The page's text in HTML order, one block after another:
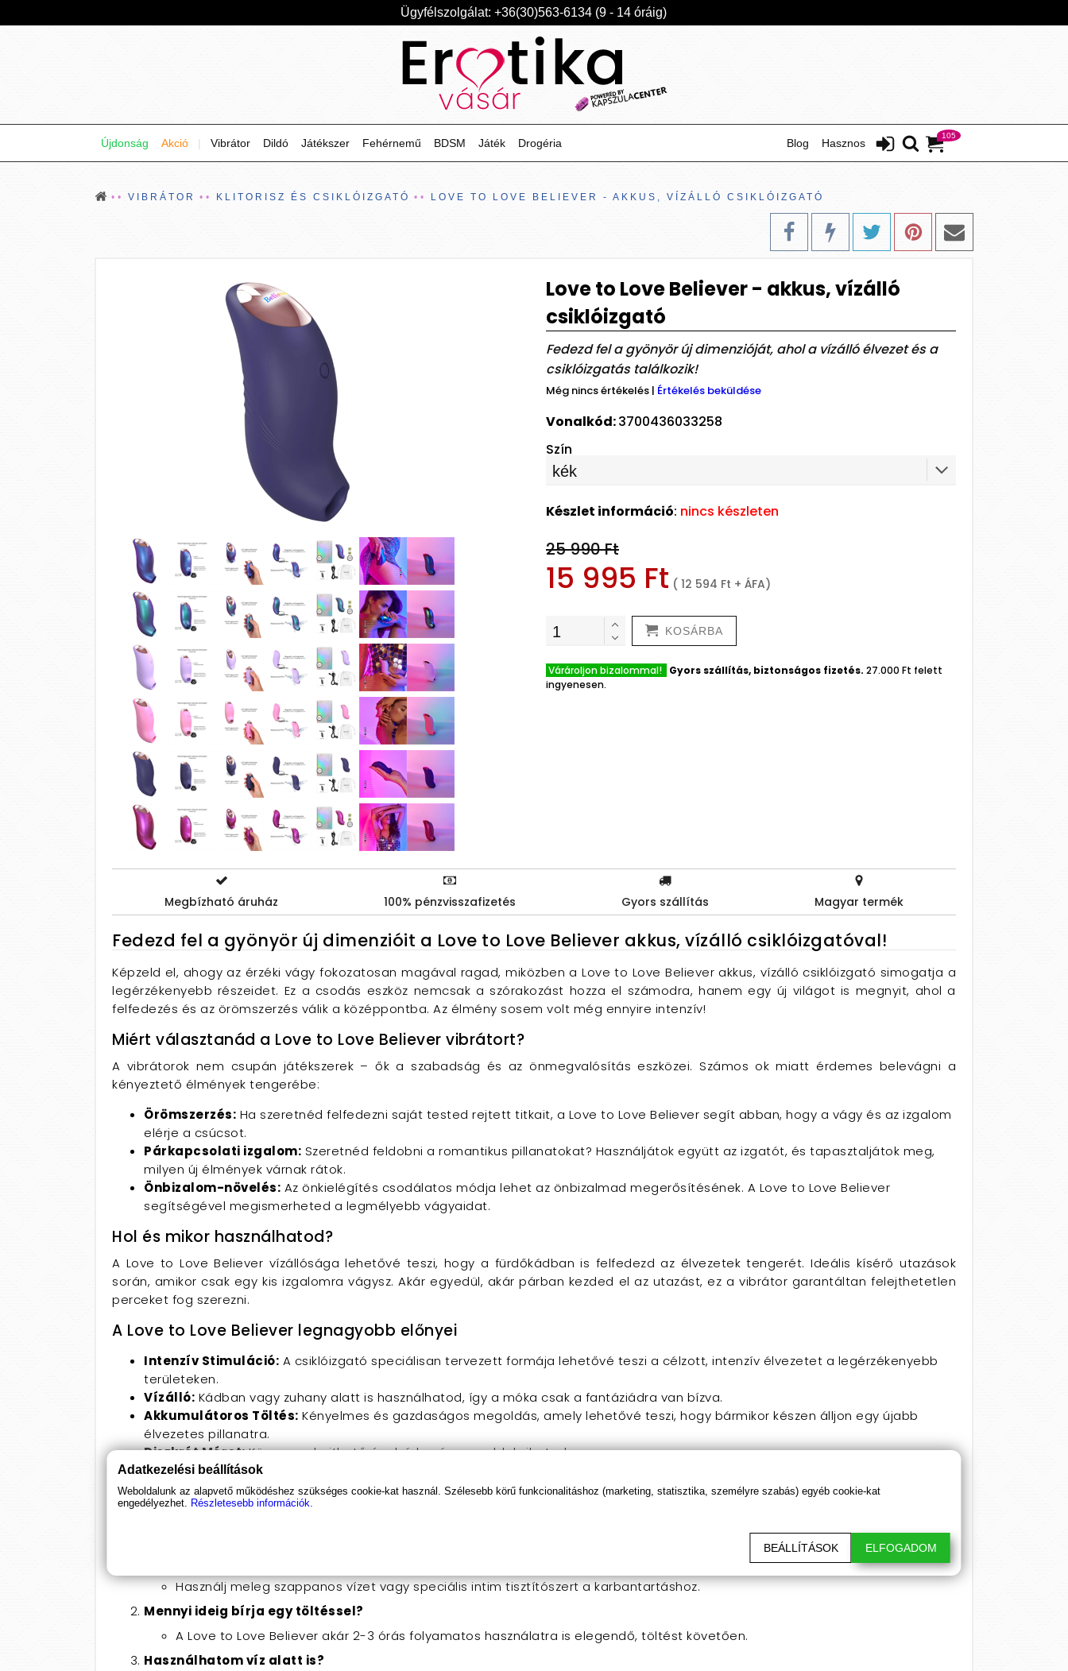
Ügyfélszolgálat: +36(30)563-6134 (9 - 14 óráig)
105
Hasznos
Újdonság Blog
Akció | Vibrátor Dildó Játékszer Fehérnemű BDSM Játék Drogéria
VIBRÁTOR KLITORISZ ÉS CSIKLÓIZGATÓ LOVE TO LOVE BELIEVER - AKKUS, VÍZÁLLÓ CSIKLÓIZGATÓ
Love to Love Believer - akkus, vízálló
csiklóizgató
Fedezd fel a gyönyör új dimenzióját, ahol a vízálló élvezet és a
csiklóizgatás találkozik!
Még nincs értékelés | Értékelés beküldése
Vonalkód:3700436033258
Szín
Készlet információ: nincs készleten
25 990 Ft
15 995 Ft ( 12 594 Ft + ÁFA)
KOSÁRBA
Várároljon bizalommal! Gyors szállítás, biztonságos fizetés. 27.000 Ft felett
ingyenesen.
Megbízható áruház 100% pénzvisszafizetés Gyors szállítás Magyar termék
Fedezd fel a gyönyör új dimenzióit a Love to Love Believer akkus, vízálló csiklóizgatóval!
Képzeld el, ahogy az érzéki vágy fokozatosan magával ragad, miközben a Love to Love Believer akkus, vízálló csiklóizgató simogatja a
legérzékenyebb részeidet. Ez a csodás eszköz nemcsak a szórakozást hozza el számodra, hanem egy új világot is megnyit, ahol a
felfedezés és az örömszerzés válik a középpontba. Az élmény sosem volt még ennyire intenzív!
Miért választanád a Love to Love Believer vibrátort?
A vibrátorok nem csupán játékszerek – ők a szabadság és az önmegvalósítás eszközei. Számos ok miatt érdemes belevágni a
kényeztető élmények tengerébe:
Örömszerzés: Ha szeretnéd felfedezni saját tested rejtett titkait, a Love to Love Believer segít abban, hogy a vágy és az izgalom
elérje a csúcsot.
Párkapcsolati izgalom: Szeretnéd feldobni a romantikus pillanatokat? Használjátok együtt az izgatót, és tapasztaljátok meg,
milyen új élmények várnak rátok.
Önbizalom-növelés: Az önkielégítés csodálatos módja lehet az önbizalmad megerősítésének. A Love to Love Believer
segítségével megismerheted a legmélyebb vágyaidat.
Hol és mikor használhatod?
A Love to Love Believer vízállósága lehetővé teszi, hogy a fürdőkádban is felfedezd az élvezetek tengerét. Ideális kísérő utazások
során, amikor csak egy kis izgalomra vágysz. Akár egyedül, akár párban kezded el az utazást, ez a vibrátor garantáltan felejthetetlen
perceket fog szerezni.
A Love to Love Believer legnagyobb előnyei
Intenzív Stimuláció: A csiklóizgató speciálisan tervezett formája lehetővé teszi a célzott, intenzív élvezetet a legérzékenyebb
területeken.
Vízálló: Kádban vagy zuhany alatt is használhatod, így a móka csak a fantáziádra van bízva.
Akkumulátoros Töltés: Kényelmes és gazdaságos megoldás, amely lehetővé teszi, hogy bármikor készen álljon egy újabb
élvezetes pillanatra.
Diszkrét Méret:Könnyen elrejthető, így bárhová magaddal viheted.
meg most, és élvezd a diszkrét kiszállítást!
Használj meleg szappanos vízet vagy speciális intim tisztítószert a karbantartáshoz.
Mennyi ideig bírja egy töltéssel?
A Love to Love Believer akár 2-3 órás folyamatos használatra is elegendő, töltést követően.
Használhatom víz alatt is?
Adatkezelési beállítások
Weboldalunk az alapvető működéshez szükséges cookie-kat használ. Szélesebb körű funkcionalitáshoz (marketing, statisztika, személyre szabás) egyéb cookie-kat
engedélyezhet. Részletesebb információk.
BEÁLLÍTÁSOK ELFOGADOM